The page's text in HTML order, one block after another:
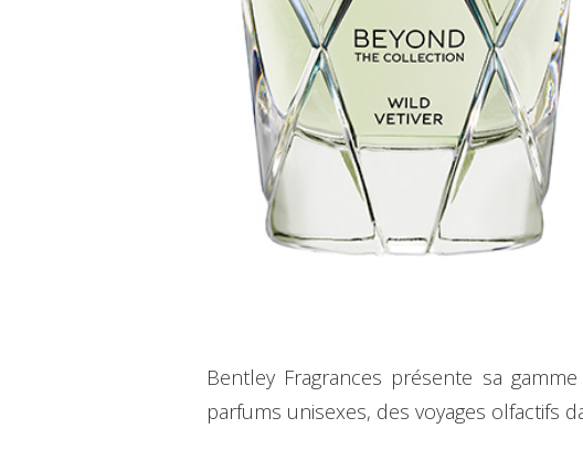
Bentley Fragrances présente sa
parfums unisexes, des voyages olfactifs